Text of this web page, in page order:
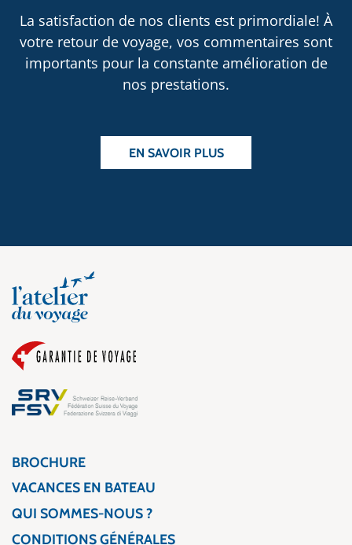
La satisfaction de nos clients est primordiale! À
votre retour de voyage, vos commentaires sont
importants pour la constante amélioration de
nos prestations.
EN SAVOIR PLUS
BROCHURE
VACANCES EN BATEAU
QUI SOMMES-NOUS ?
CONDITIONS GÉNÉRALES